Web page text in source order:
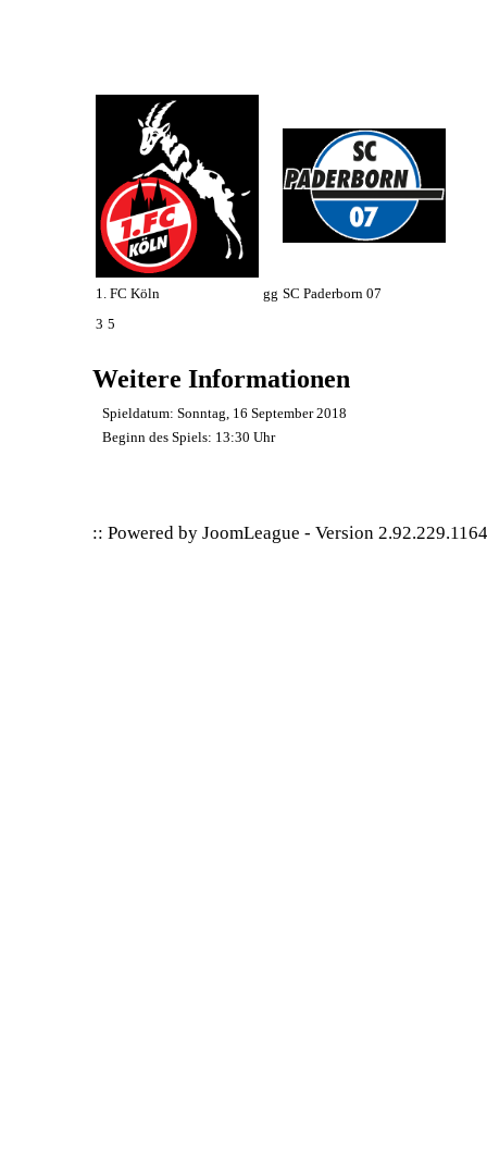
1. FC Köln gg SC Paderborn 07
3 5
Weitere Informationen
Spieldatum: Sonntag, 16 September 2018
Beginn des Spiels: 13:30 Uhr
:: Powered byJoomLeague -Version